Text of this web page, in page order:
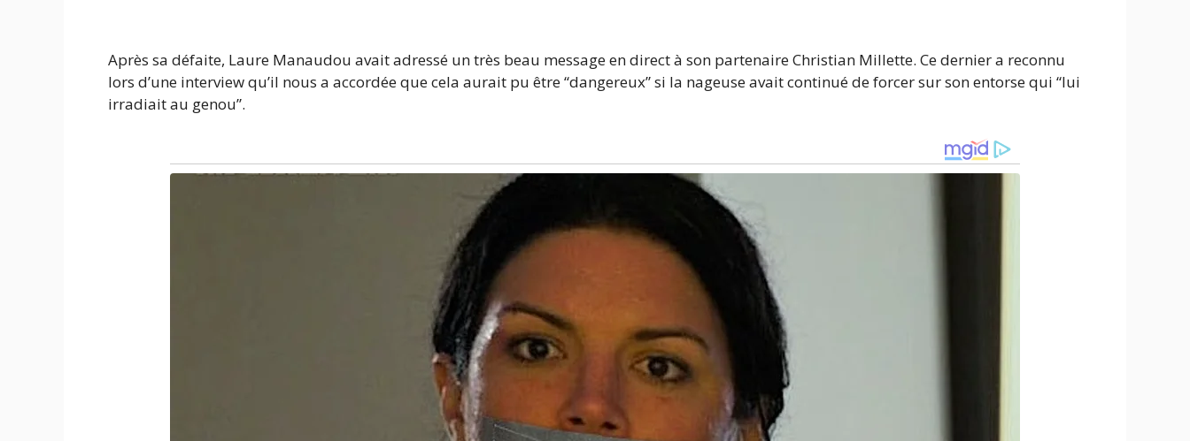
Après sa défaite, Laure Manaudou avait adressé un très beau message en direct à son partenaire Christian Millette. Ce dernier a reconnu
lors d’une interview qu’il nous a accordée que cela aurait pu être “dangereux” si la nageuse avait continué de forcer sur son entorse qui “lui
irradiait au genou”.